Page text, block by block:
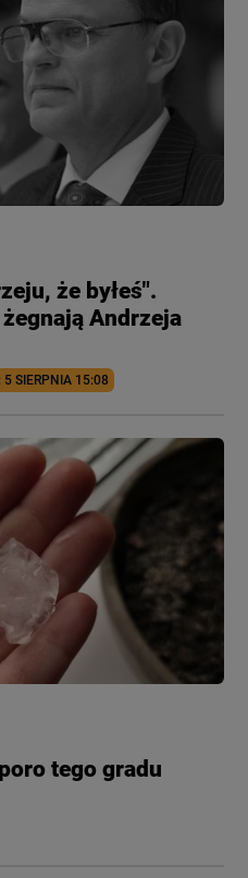
że byłeś".
Andrzeja
5 SIERPNIA 15:08
tego gradu